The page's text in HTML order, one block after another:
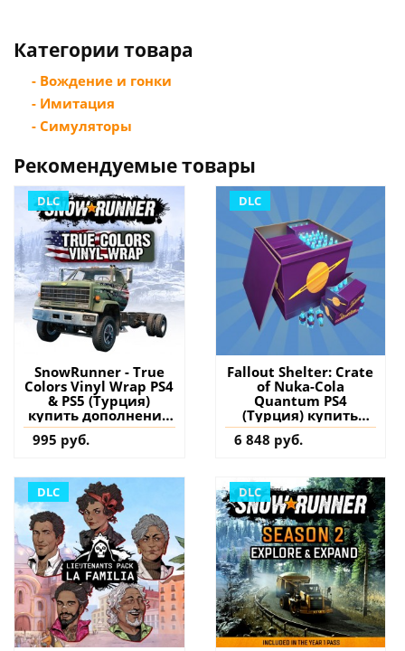
Категории товара
- Вождение и гонки
- Имитация
- Симуляторы
Рекомендуемые товары
DLC
SnowRunner - True
Colors Vinyl Wrap PS4
& PS5 (Турция)
купить дополнение
на аккаунт
995 руб.
DLC
Fallout Shelter: Crate
of Nuka-Cola
Quantum PS4
(Турция) купить
дополнение на
аккаунт
6 848 руб.
DLC DLC